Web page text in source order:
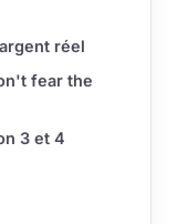
réel
fear the
3 et 4